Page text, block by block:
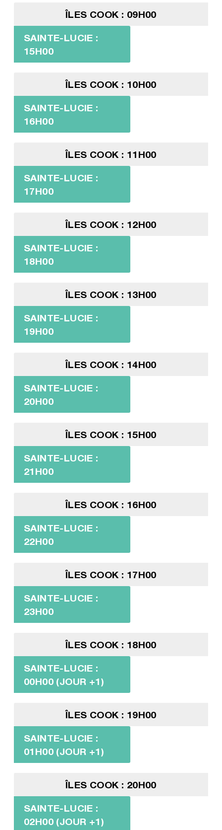
ÎLES COOK : 09H00
SAINTE-LUCIE :
15H00
ÎLES COOK : 10H00
SAINTE-LUCIE :
16H00
ÎLES COOK : 11H00
SAINTE-LUCIE :
17H00
ÎLES COOK : 12H00
SAINTE-LUCIE :
18H00
ÎLES COOK : 13H00
SAINTE-LUCIE :
19H00
ÎLES COOK : 14H00
SAINTE-LUCIE :
20H00
ÎLES COOK : 15H00
SAINTE-LUCIE :
21H00
ÎLES COOK : 16H00
SAINTE-LUCIE :
22H00
ÎLES COOK : 17H00
SAINTE-LUCIE :
23H00
ÎLES COOK : 18H00
SAINTE-LUCIE :
00H00 (JOUR +1)
ÎLES COOK : 19H00
SAINTE-LUCIE :
01H00 (JOUR +1)
ÎLES COOK : 20H00
SAINTE-LUCIE :
02H00 (JOUR +1)